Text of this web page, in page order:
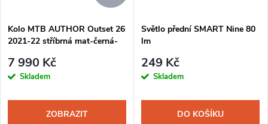
Kolo MTB AUTHOR Outset 26
2021-22 stříbrná mat-černá-
7 990 Kč
Skladem
ZOBRAZIT
Světlo přední SMART Nine 80
lm
249 Kč
Skladem
DO KOŠÍKU